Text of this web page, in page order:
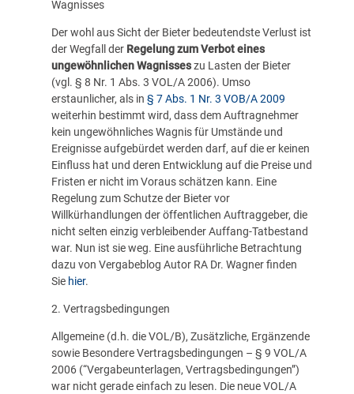
Wagnisses
Der wohl aus Sicht der Bieter bedeutendste Verlust ist
der Wegfall der Regelung zum Verbot eines
ungewöhnlichen Wagnisseszu Lasten der Bieter
(vgl. § 8 Nr. 1 Abs. 3 VOL/A 2006). Umso
erstaunlicher, als in § 7 Abs. 1 Nr. 3 VOB/A 2009
weiterhin bestimmt wird, dass dem Auftragnehmer
kein ungewöhnliches Wagnis für Umstände und
Ereignisse aufgebürdet werden darf, auf die er keinen
Einfluss hat und deren Entwicklung auf die Preise und
Fristen er nicht im Voraus schätzen kann. Eine
Regelung zum Schutze der Bieter vor
Willkürhandlungen der öffentlichen Auftraggeber, die
nicht selten einzig verbleibender Auffang-Tatbestand
war. Nun ist sie weg. Eine ausführliche Betrachtung
dazu von Vergabeblog Autor RA Dr. Wagner finden
Sie hier.
2. Vertragsbedingungen
Allgemeine (d.h. die VOL/B), Zusätzliche, Ergänzende
sowie Besondere Vertragsbedingungen – § 9 VOL/A
2006 (“Vergabeunterlagen, Vertragsbedingungen”)
war nicht gerade einfach zu lesen. Die neue VOL/A